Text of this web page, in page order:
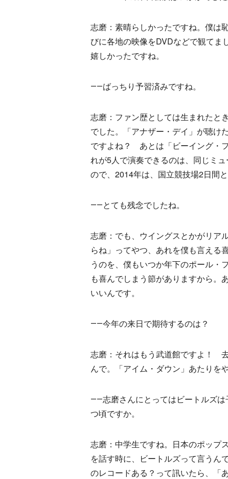
志磨：素晴らしかったですね。僕は
びに各地の映像をDVDなどで観てま
嬉しかったですね。
――ばっちり予習済みですね。
志磨：ファン歴としては生まれたと
でした。「アナザー・デイ」が聴け
ですよね？ あとは「ビーイング・
れが5人で演奏できるのは、同じミ
ので、2014年は、国立競技場2日間
――とても残念でしたね。
志磨：でも、ウイングスとかがリア
らね」ってやつ、あれを僕も言える
うのを、僕もいつか年下のポール・
も喜んでしまう節がありますから。
いいんです。
――今年の来日で期待するのは？
志磨：それはもう武道館ですよ！
んで。「アイム・ダウン」あたりを
――志磨さんにとってはビートルズ
つ頃ですか。
志磨：中学生ですね。日本のポップ
を話す時に、ビートルズって言うん
のレコードある？って訊いたら、「